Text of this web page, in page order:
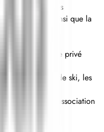
et/ou récupérées
avantageux, ainsi que la
condition)
pour le linge privé
du matériel de ski, les
Vie Val Dis, l’association